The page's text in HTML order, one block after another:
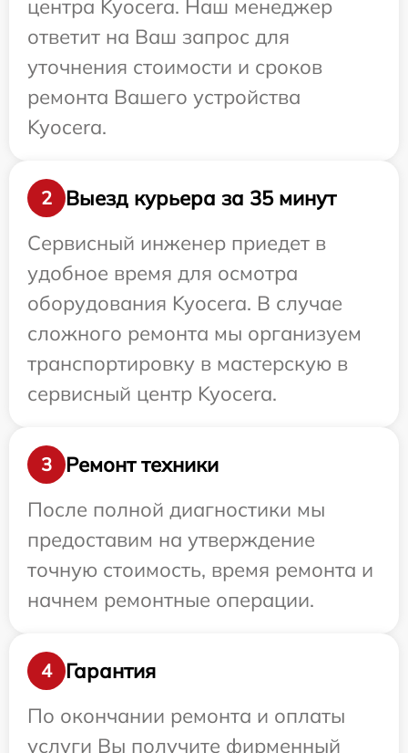
центра Kyocera. Наш менеджер
ответит на Ваш запрос для
уточнения стоимости и сроков
ремонта Вашего устройства
Kyocera.
2
Выезд курьера за 35 минут
Сервисный инженер приедет в
удобное время для осмотра
оборудования Kyocera. В случае
сложного ремонта мы организуем
транспортировку в мастерскую в
сервисный центр Kyocera.
3
Ремонт техники
После полной диагностики мы
предоставим на утверждение
точную стоимость, время ремонта и
начнем ремонтные операции.
4
Гарантия
По окончании ремонта и оплаты
услуги Вы получите фирменный